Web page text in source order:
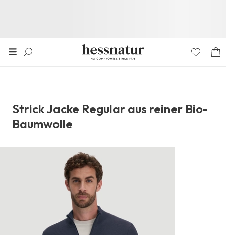
Strick Jacke Regular aus reiner Bio-
Baumwolle